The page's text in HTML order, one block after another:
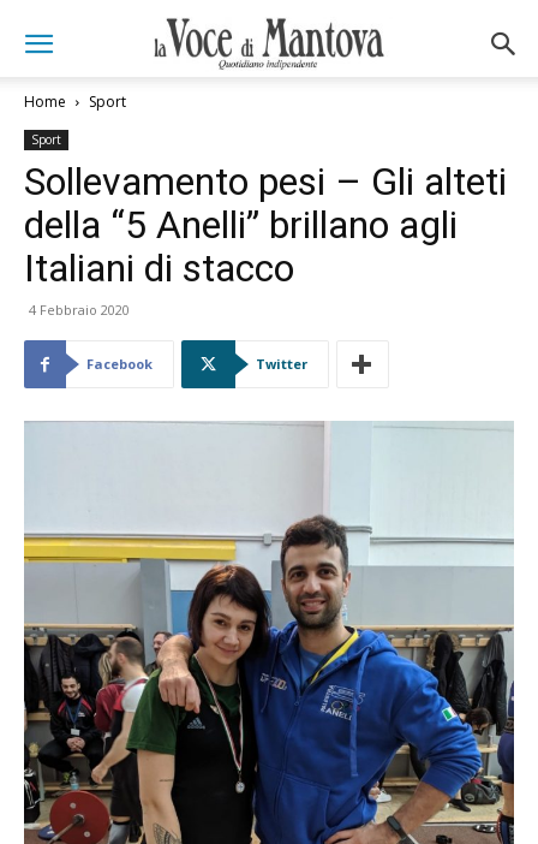
Home Sport
Sport
Sollevamento pesi – Gli alteti
della “5 Anelli” brillano agli
Italiani di stacco
4 Febbraio 2020
Facebook Twitter